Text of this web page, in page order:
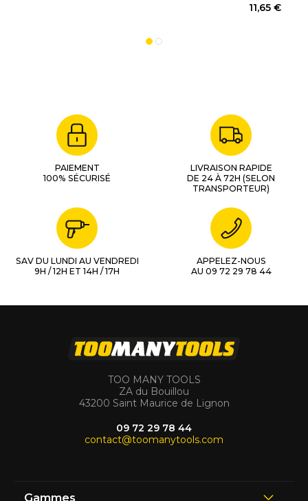
11,65 €
PAIEMENT
100% SÉCURISÉ
LIVRAISON RAPIDE
DE 24 À 72H (SELON
TRANSPORTEUR)
SAV DU LUNDI AU VENDREDI
9H / 12H ET 14H / 17H
APPELEZ-NOUS
AU 09 72 29 78 44
TOO MANY TOOLS
ZA du Bouillou
43200 Saint Maurice de Lignon
09 72 29 78 44
contact@toomanytools.com
Gammes